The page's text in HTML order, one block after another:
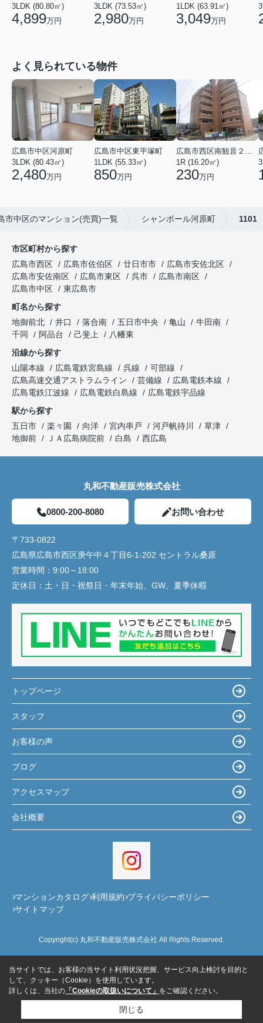
3LDK (80.80㎡)
4,899万円
3LDK (73.53㎡)
2,980万円
1LDK (63.91㎡)
3,049万円
よく見られている物件
広島市中区河原町
3LDK (80.43㎡)
2,480万円
広島市中区東平塚町
1LDK (55.33㎡)
850万円
広島市西区南観音２丁目
1R (16.20㎡)
230万円
市中区のマンション(売買)一覧 シャンボール河原町 1101
市区町村から探す
広島市西区
広島市佐伯区 廿日市市
広島市安佐北区
広島市安佐南区
広島市東区 呉市
広島市南区
広島市中区
東広島市
町名から探す
地御前北
井口 落合南 五日市中央 亀山
牛田南
千同
阿品台 己斐上
八幡東
沿線から探す
山陽本線
広島電鉄宮島線 呉線
可部線
広島高速交通アストラムライン
芸備線
広島電鉄本線
広島電鉄江波線
広島電鉄白島線
広島電鉄宇品線
駅から探す
五日市
楽々園 向洋 宮内串戸 河戸帆待川
草津
地御前
ＪＡ広島病院前 白島 西広島
丸和不動産販売株式会社
0800-200-8080 お問い合わせ
〒733-0822
広島県広島市西区庚午中４丁目6-1-202 セントラル桑原
営業時間： 9:00～18:00
定休日： 土・日・祝祭日・年末年始、GW、夏季休暇
トップページ
スタッフ
お客様の声
ブログ
アクセスマップ
会社概要
マンションカタログ 利用規約 プライバシーポリシー
サイトマップ
Copyright(c) 丸和不動産販売株式会社 All Rights Reserved.
当サイトでは、お客様の当サイト利用状況把握、サービス向上検討を目的と
して、クッキー（Cookie）を使用しています。
詳しくは、当社の 「Cookieの取扱いについて」 をご確認ください。
閉じる